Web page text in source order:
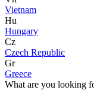
Vietnam
Hu
Hungary
Cz
Czech Republic
Gr
Greece
What are you looking